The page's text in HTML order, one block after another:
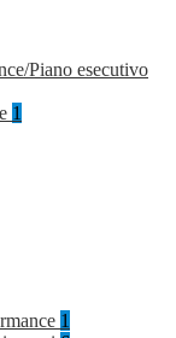
Piano esecutivo
1
1